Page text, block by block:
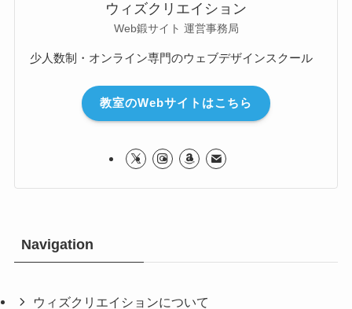
ウィズクリエイション
Web鍛サイト 運営事務局
少人数制・オンライン専門のウェブデザインスクール
教室のWebサイトはこちら
Navigation
ウィズクリエイションについて